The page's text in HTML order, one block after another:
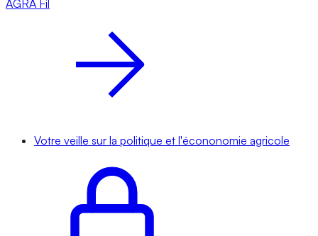
AGRA Fil
Votre veille sur la politique et l'écononomie agricole